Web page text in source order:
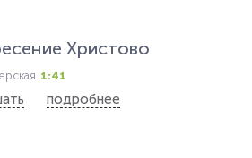
Христово
1:41
подробнее